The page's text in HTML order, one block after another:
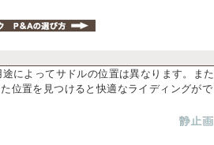
によってサドルの位置は異なります。ま
位置を見つけると快適なライディングが